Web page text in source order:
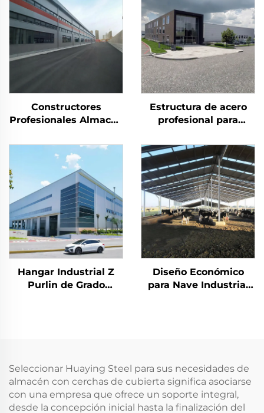
Constructores
Profesionales Almacén
Cerchas de Techo
Estructura de Marco
de Acero Edificio de
Acero
Estructura de acero
profesional para
prefabricados en
China, planos de
estructura de acero
para edificios, edificios
de acero
Hangar Industrial Z
Purlin de Grado
Diseño Económico
para Nave Industrial
Seleccionar Huaying Steel para sus necesidades de
almacén con cerchas de cubierta significa asociarse
con una empresa que ofrece un soporte integral,
desde la concepción inicial hasta la finalización del